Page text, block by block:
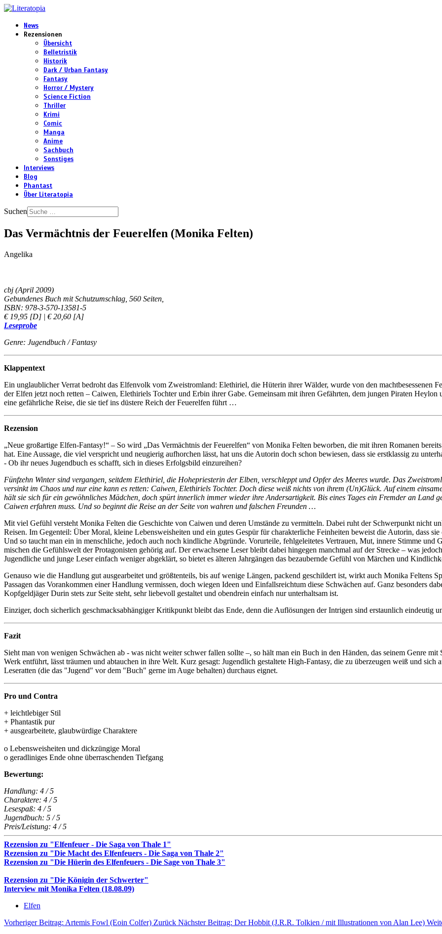
News
Rezensionen
Übersicht
Belletristik
Historik
Dark / Urban Fantasy
Fantasy
Horror / Mystery
Science Fiction
Thriller
Krimi
Comic
Manga
Anime
Sachbuch
Sonstiges
Interviews
Blog
Phantast
Über Literatopia
Suchen
Das Vermächtnis der Feuerelfen (Monika Felten)
Angelika
cbj (April 2009)
Gebundenes Buch mit Schutzumschlag, 560 Seiten,
ISBN: 978-3-570-13581-5
€ 19,95 [D] | € 20,60 [A]
Leseprobe
Genre: Jugendbuch / Fantasy
Klappentext
Ein unglaublicher Verrat bedroht das Elfenvolk vom Zweistromland: Elethiriel, die Hüterin ihrer Wälder, wurde von den machtbesessenen
der Elfen jetzt noch retten – Caiwen, Elethiriels Tochter und Erbin ihrer Gabe. Gemeinsam mit ihren Gefährten, dem jungen Piraten
eine gefährliche Reise, die sie tief ins düstere Reich der Feuerelfen führt …
Rezension
„Neue großartige Elfen-Fantasy!“ – So wird „Das Vermächtnis der Feuerelfen“ von Monika Felten beworben, die mit ihren Romanen
hat. Eine Aussage, die viel verspricht und neugierig aufhorchen lässt, hat uns die Autorin doch schon bewiesen, dass sie erstklassig zu
- Ob ihr neues Jugendbuch es schafft, sich in dieses Erfolgsbild einzureihen?
Fünfzehn Winter sind vergangen, seitdem Elethiriel, die Hohepriesterin der Elben, verschleppt und Opfer des Meeres wurde. Das
versinkt im Chaos und nur eine kann es retten: Caiwen, Elethiriels Tochter. Doch diese weiß nichts von ihrem (Un)Glück. Auf einem
hält sie sich für ein gewöhnliches Mädchen, doch spürt innerlich immer wieder ihre Andersartigkeit. Bis eines Tages ein Fremder an
Caiwen erfahren muss. Und so beginnt die Reise an der Seite von wahren und falschen Freunden …
Mit viel Gefühl versteht Monika Felten die Geschichte von Caiwen und deren Umstände zu vermitteln. Dabei ruht der Schwerpunkt nicht
Reisen. Im Gegenteil: Über Moral, kleine Lebensweisheiten und ein gutes Gespür für charakterliche Feinheiten beweist die Autorin, dass
Und so taucht man ein in menschliche, jedoch auch noch kindliche Abgründe. Vorurteile, fehlgeleitetes Vertrauen, Mut, innere Stimme und
mischen die Gefühlswelt der Protagonisten gehörig auf. Der erwachsene Leser bleibt dabei hingegen manchmal auf der Strecke – was
Jugendliche und junge Leser einfach weniger abgeklärt, so bietet es älteren Jahrgängen das bezaubernde Gefühl von Märchen und
Genauso wie die Handlung gut ausgearbeitet und größtenteils, bis auf wenige Längen, packend geschildert ist, wirkt auch Monika Feltens
Passagen das Vorankommen einer Handlung vermissen, doch wiegen Ideen und Einfallsreichtum diese Schwächen auf. Ganz besonders
Kopfgeldjäger Durin stets zur Seite steht, sehr liebevoll gestaltet und obendrein einfach nur unterhaltsam ist.
Einziger, doch sicherlich geschmacksabhängiger Kritikpunkt bleibt das Ende, denn die Auflösungen der Intrigen sind erstaunlich eindeutig
Fazit
Sieht man von wenigen Schwächen ab - was nicht weiter schwer fallen sollte –, so hält man ein Buch in den Händen, das seinem Genre
Werk entführt, lässt träumen und abtauchen in ihre Welt. Kurz gesagt: Jugendlich gestaltete High-Fantasy, die zu überzeugen weiß und sich
Leseratten (die das "Jugend" vor dem "Buch" gerne im Auge behalten) durchaus eignet.
Pro und Contra
+ leichtlebiger Stil
+ Phantastik pur
+ ausgearbeitete, glaubwürdige Charaktere
o Lebensweisheiten und dickzüngige Moral
o geradliniges Ende ohne überraschenden Tiefgang
Bewertung:
Handlung: 4 / 5
Charaktere: 4 / 5
Lesespaß: 4 / 5
Jugendbuch: 5 / 5
Preis/Leistung: 4 / 5
Rezension zu "Elfenfeuer - Die Saga von Thale 1"
Rezension zu "Die Macht des Elfenfeuers - Die Saga von Thale 2"
Rezension zu "Die Hüerin des Elfenfeuers - Die Sage von Thale 3"
Rezension zu "Die Königin der Schwerter"
Interview mit Monika Felten (18.08.09)
Elfen
Vorheriger Beitrag: Artemis Fowl (Eoin Colfer) Zurück Nächster Beitrag: Der Hobbit (J.R.R. Tolkien / mit Illustrationen von Alan Lee)